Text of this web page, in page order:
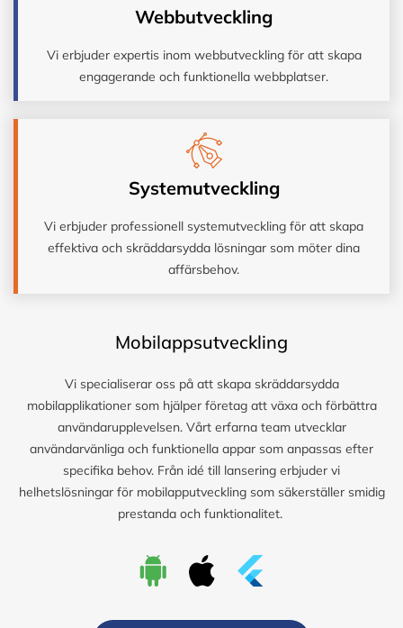
Webbutveckling
Vi erbjuder expertis inom webbutveckling för att skapa
engagerande och funktionella webbplatser.
Systemutveckling
Vi erbjuder professionell systemutveckling för att skapa
effektiva och skräddarsydda lösningar som möter dina
affärsbehov.
Mobilappsutveckling
Vi specialiserar oss på att skapa skräddarsydda
mobilapplikationer som hjälper företag att växa och förbättra
användarupplevelsen. Vårt erfarna team utvecklar
användarvänliga och funktionella appar som anpassas efter
specifika behov. Från idé till lansering erbjuder vi
helhetslösningar för mobilapputveckling som säkerställer smidig
prestanda och funktionalitet.